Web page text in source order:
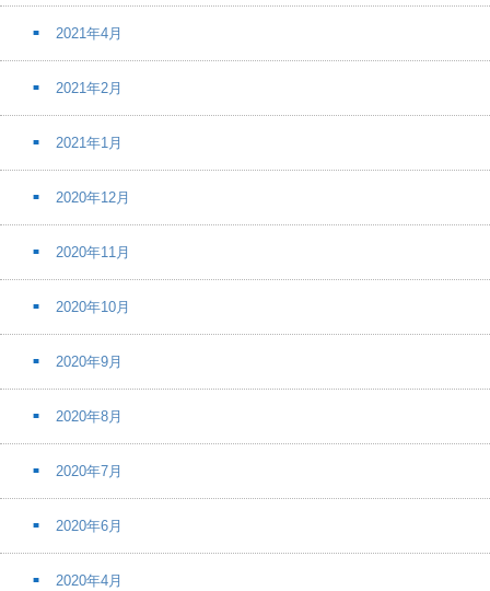
2021年4月
2021年2月
2021年1月
2020年12月
2020年11月
2020年10月
2020年9月
2020年8月
2020年7月
2020年6月
2020年4月